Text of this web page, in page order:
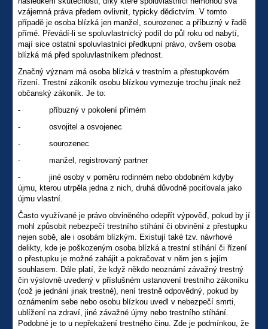
vzájemná práva předem ovlivnit, typicky dědictvím. V tomto
případě je osoba blízká jen manžel, sourozenec a příbuzný v řadě
přímé. Převádí-li se spoluvlastnický podíl do půl roku od nabytí,
mají sice ostatní spoluvlastníci předkupní právo, ovšem osoba
blízká má před spoluvlastníkem přednost.
Značný význam má osoba blízká v trestním a přestupkovém
řízení. Trestní zákoník osobu blízkou vymezuje trochu jinak než
občanský zákoník. Je to:
- příbuzný v pokolení přímém
- osvojitel a osvojenec
- sourozenec
- manžel, registrovaný partner
- jiné osoby v poměru rodinném nebo obdobném kdyby
újmu, kterou utrpěla jedna z nich, druhá důvodně pociťovala jako
újmu vlastní.
Často využívané je právo obviněného odepřít výpověď, pokud by jí
mohl způsobit nebezpečí trestního stíhání či obvinění z přestupku
nejen sobě, ale i osobám blízkým. Existují také tzv. návrhové
delikty, kde je poškozeným osoba blízká a trestní stíhání či řízení
o přestupku je možné zahájit a pokračovat v něm jen s jejím
souhlasem. Dále platí, že když někdo neoznámí závažný trestný
čin výslovně uvedený v příslušném ustanovení trestního zákoníku
(což je jednání jinak trestné), není trestně odpovědný, pokud by
oznámením sebe nebo osobu blízkou uvedl v nebezpečí smrti,
ublížení na zdraví, jiné závažné újmy nebo trestního stíhání.
Podobné je to u nepřekažení trestného činu. Zde je podmínkou, že